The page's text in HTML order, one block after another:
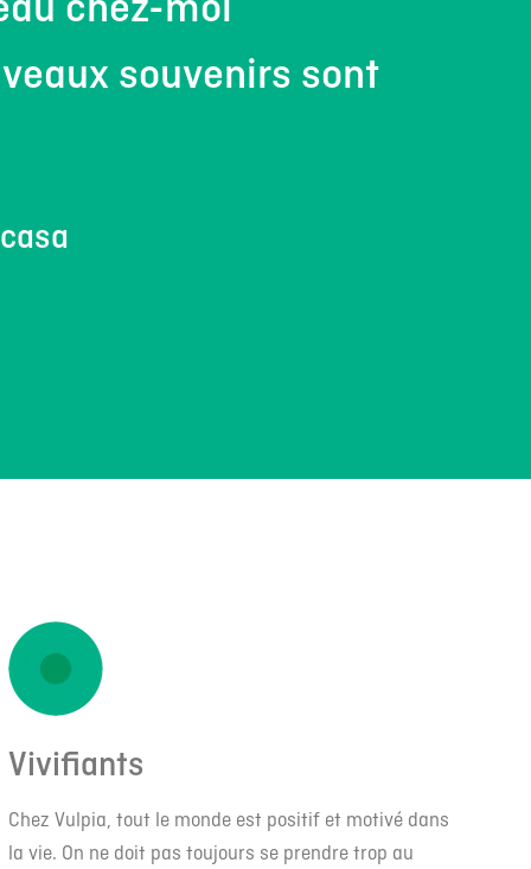
souvenirs sont
Vivifiants
Chez Vulpia, tout le monde est positif et motivé dans
la vie. On ne doit pas toujours se prendre trop au